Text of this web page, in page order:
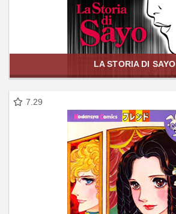
LA STORIA DI SAYO
7.29